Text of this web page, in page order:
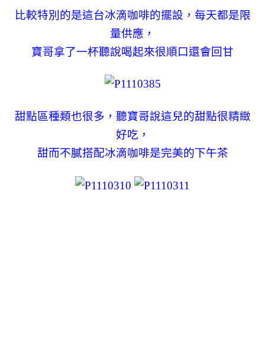
比較特別的是這台冰滴咖啡的擺設，每天都是限
量供應，
寶哥拿了一杯聽說喝起來很順口還會回甘
甜點區種類也很多，聽寶哥說這兒的甜點很精緻
好吃，
甜而不膩搭配冰滴咖啡是完美的下午茶